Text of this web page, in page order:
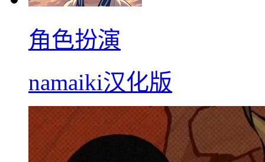
角色扮演
namaiki汉化版